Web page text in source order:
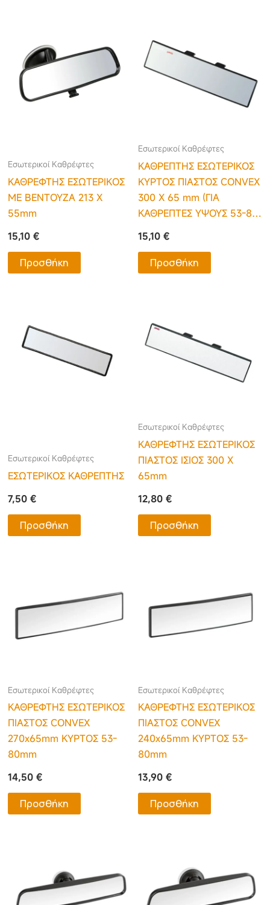
Εσωτερικοί Καθρέφτες
ΚΑΘΡΕΦΤΗΣ ΕΣΩΤΕΡΙΚΟΣ
ΜΕ ΒΕΝΤΟΥΖΑ 213 X
55mm
15,10€
Προσθήκη
Εσωτερικοί Καθρέφτες
ΚΑΘΡΕΠΤΗΣ ΕΣΩΤΕΡΙΚΟΣ
ΚΥΡΤΟΣ ΠΙΑΣΤΟΣ CONVEX
300 Χ 65 mm (ΓΙΑ
ΚΑΘΡΕΠΤΕΣ ΥΨΟΥΣ 53-80
15,10 €
Προσθήκη
Εσωτερικοί Καθρέφτες
ΕΣΩΤΕΡΙΚΟΣ ΚΑΘΡΕΠΤΗΣ
7,50€
Προσθήκη
Εσωτερικοί Καθρέφτες
ΚΑΘΡΕΦΤΗΣ ΕΣΩΤΕΡΙΚΟΣ
ΠΙΑΣΤΟΣ ΙΣΙΟΣ 300 Χ
65mm
12,80 €
Προσθήκη
Εσωτερικοί Καθρέφτες
ΚΑΘΡΕΦΤΗΣ ΕΣΩΤΕΡΙΚΟΣ
ΠΙΑΣΤΟΣ CONVEX
270x65mm ΚΥΡΤΟΣ 53-
80mm
14,50€
Προσθήκη
Εσωτερικοί Καθρέφτες
ΚΑΘΡΕΦΤΗΣ ΕΣΩΤΕΡΙΚΟΣ
ΠΙΑΣΤΟΣ CONVEX
240x65mm ΚΥΡΤΟΣ 53-
80mm
13,90 €
Προσθήκη